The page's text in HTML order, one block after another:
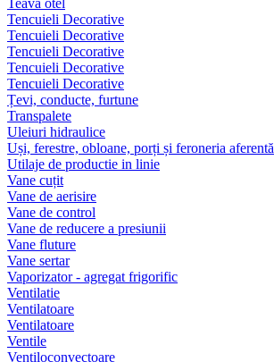
Teava otel
Tencuieli Decorative
Tencuieli Decorative
Tencuieli Decorative
Tencuieli Decorative
Tencuieli Decorative
Țevi, conducte, furtune
Transpalete
Uleiuri hidraulice
Uși, ferestre, obloane, porți și feroneria aferentă
Utilaje de productie in linie
Vane cuțit
Vane de aerisire
Vane de control
Vane de reducere a presiunii
Vane fluture
Vane sertar
Vaporizator - agregat frigorific
Ventilatie
Ventilatoare
Ventilatoare
Ventile
Ventiloconvectoare